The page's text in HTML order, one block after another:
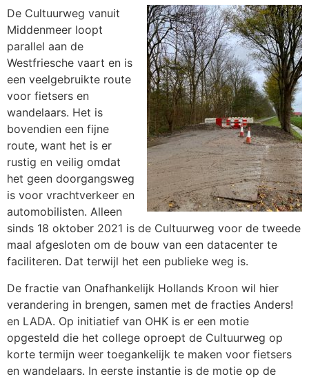
De Cultuurweg vanuit
Middenmeer loopt
parallel aan de
Westfriesche vaart en is
een veelgebruikte route
voor fietsers en
wandelaars. Het is
bovendien een fijne
route, want het is er
rustig en veilig omdat
het geen doorgangsweg
is voor vrachtverkeer en
automobilisten. Alleen
sinds 18 oktober 2021 is de Cultuurweg voor de tweede
maal afgesloten om de bouw van een datacenter te
faciliteren. Dat terwijl het een publieke weg is.
De fractie van Onafhankelijk Hollands Kroon wil hier
verandering in brengen, samen met de fracties Anders!
en LADA. Op initiatief van OHK is er een motie
opgesteld die het college oproept de Cultuurweg op
korte termijn weer toegankelijk te maken voor fietsers
en wandelaars. In eerste instantie is de motie op de